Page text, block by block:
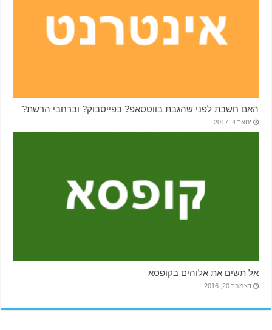
האם חשבת לפני שהגבת בווטסאפ? בפייסבוק? וברחבי הרשת?
ינואר 4, 2017
אל תשים את אלוהים בקופסא
דצמבר 20, 2016